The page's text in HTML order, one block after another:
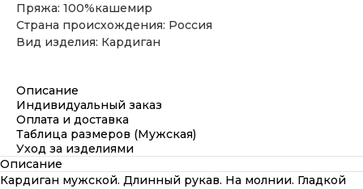
Пряжа: 100%кашемир
Страна происхождения: Россия
Вид изделия: Кардиган
Описание
Индивидуальный заказ
Оплата и доставка
Таблица размеров (Мужская)
Уход за изделиями
Описание
Кардиган мужской. Длинный рукав. На молнии. Гладкой